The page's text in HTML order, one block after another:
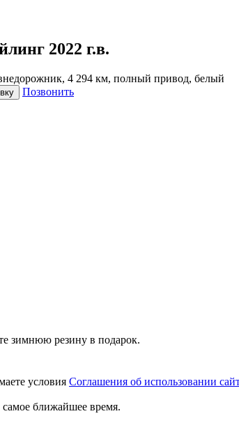
2022 г.в.
4 294 км, полный привод, белый
Позвонить
зимнюю резину в подарок.
условия Соглашения об использовании
ближайшее время.